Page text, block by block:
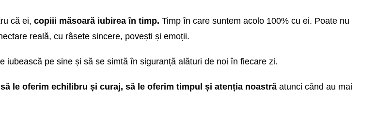
că ei, copiii măsoară iubirea în timp. Timp în care suntem acolo 100% cu ei. Poate nu
reală, cu râsete sincere, povești și emoții.
iubească pe sine și să se simtă în siguranță alături de noi în fiecare zi.
le oferim echilibru și curaj, să le oferim timpul și atenția noastră atunci când au mai